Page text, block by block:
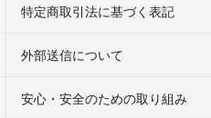
特定商取引法に基づく表記
外部送信について
安心・安全のための取り組み